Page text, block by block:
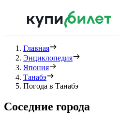
Главная
Энциклопедия
Япония
Танабэ
Погода в Танабэ
Соседние города